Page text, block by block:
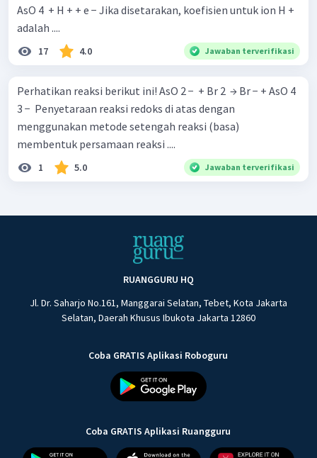
AsO 4 ​ + H + + e − Jika disetarakan, koefisien untuk ion H +
adalah ....
17 4.0 Jawaban terverifikasi
Perhatikan reaksi berikut ini! AsO 2 − ​ + Br 2 ​ → Br − + AsO 4
3 − ​ Penyetaraan reaksi redoks di atas dengan
menggunakan metode setengah reaksi (basa)
membentuk persamaan reaksi ....
1 5.0 Jawaban terverifikasi
RUANGGURU HQ
Jl. Dr. Saharjo No.161, Manggarai Selatan, Tebet, Kota Jakarta
Selatan, Daerah Khusus Ibukota Jakarta 12860
Coba GRATIS Aplikasi Roboguru
Coba GRATIS Aplikasi Ruangguru